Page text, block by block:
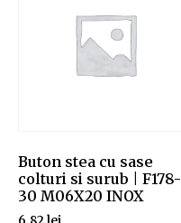
Buton stea cu sase
colturi si surub | F178-
30 M06X20 INOX